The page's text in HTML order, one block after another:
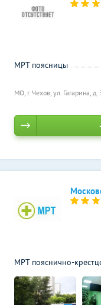
МО, г. Чехов, ул. Гагарина, д.
МРТ поясницы
МРТ пояснично-